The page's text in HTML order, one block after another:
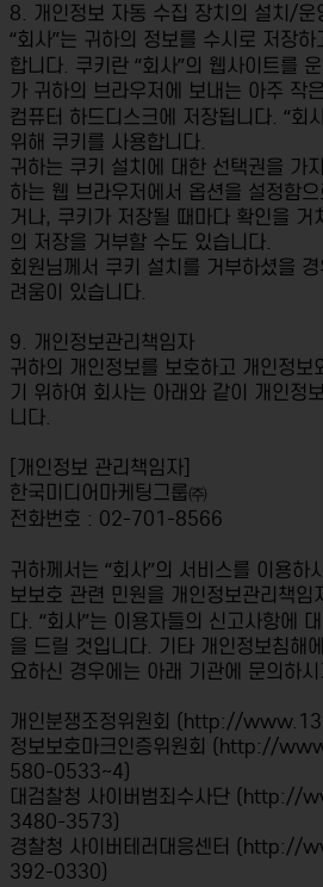
8. 개인정보 자동 수집 장치의 설치/
“회사”는 귀하의 정보를 수시로 저장
합니다. 쿠키란 “회사”의 웹사이트를
가 귀하의 브라우저에 보내는 아주 작
컴퓨터 하드디스크에 저장됩니다. “회
위해 쿠키를 사용합니다.
귀하는 쿠키 설치에 대한 선택권을 가
하는 웹 브라우저에서 옵션을 설정함
거나, 쿠키가 저장될 때마다 확인을 거
의 저장을 거부할 수도 있습니다.
회원님께서 쿠키 설치를 거부하셨을
려움이 있습니다.
9. 개인정보관리책임자
귀하의 개인정보를 보호하고 개인정
기 위하여 회사는 아래와 같이 개인정
니다.
[개인정보 관리책임자]
한국미디어마케팅그룹㈜
전화번호 : 02-701-8566
귀하께서는 “회사”의 서비스를 이용하
보보호 관련 민원을 개인정보관리책임
다. “회사”는 이용자들의 신고사항에
을 드릴 것입니다. 기타 개인정보침해
요하신 경우에는 아래 기관에 문의하
개인분쟁조정위원회 (http://
정보보호마크인증위원회 (http://
580-0533~4)
대검찰청 사이버범죄수사단
3480-3573)
경찰청 사이버테러대응센터
392-0330)